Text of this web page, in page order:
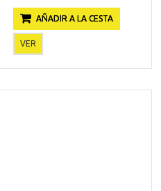
AÑADIR A LA CESTA
VER